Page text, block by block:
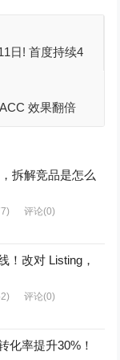
日! 首度持续4
效果翻倍
拆解竞品是怎么
评论(0)
！改对 Listing，
评论(0)
化率提升30%！